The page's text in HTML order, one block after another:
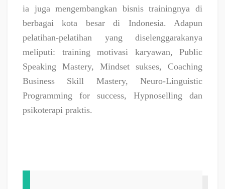
ia juga mengembangkan bisnis trainingnya di
berbagai kota besar di Indonesia. Adapun
pelatihan-pelatihan yang diselenggarakanya
meliputi: training motivasi karyawan, Public
Speaking Mastery, Mindset sukses, Coaching
Business Skill Mastery, Neuro-Linguistic
Programming for success, Hypnoselling dan
psikoterapi praktis.